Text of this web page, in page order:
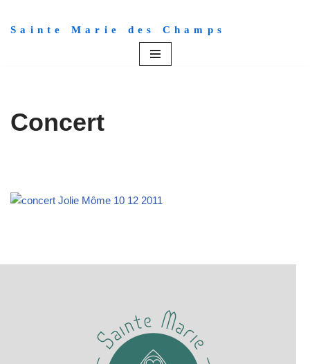
Aller
Sainte Marie des Champs
Concert